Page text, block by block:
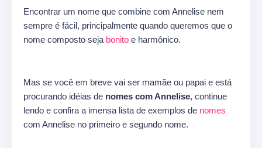
Encontrar um nome que combine com Annelise nem
sempre é fácil, principalmente quando queremos que o
nome composto seja bonito e harmônico.
Mas se você em breve vai ser mamãe ou papai e está
procurando idéias de nomes com Annelise, continue
lendo e confira a imensa lista de exemplos de nomes
com Annelise no primeiro e segundo nome.